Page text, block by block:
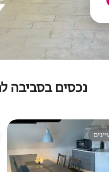
נכסים בסביבה